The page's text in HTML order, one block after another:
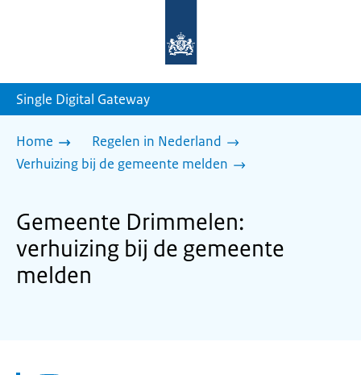
homepage
Single Digital Gateway
Home
Regelen in Nederland
Verhuizing bij de gemeente melden
Gemeente Drimmelen:
verhuizing bij de gemeente
melden